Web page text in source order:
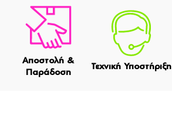
Αποστολή &
Παράδοση
Τεχνική Υποστήριξη